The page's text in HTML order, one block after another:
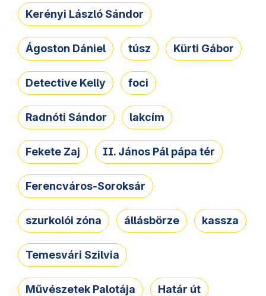
Kerényi László Sándor
Ágoston Dániel túsz Kürti Gábor
Detective Kelly foci
Radnóti Sándor lakcím
Fekete Zaj II. János Pál pápa tér
Ferencváros-Soroksár
szurkolói zóna állásbörze kassza
Temesvári Szilvia
Művészetek Palotája Határ út